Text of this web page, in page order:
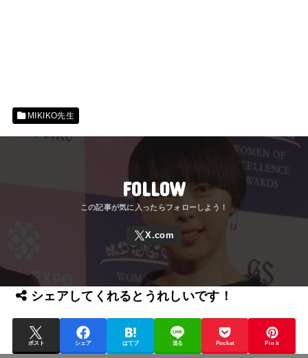
MIKIKO先生
FOLLOW
シェアしてくれるとうれしいです！
ポスト シェア はてブ 送る Pocket Pin it